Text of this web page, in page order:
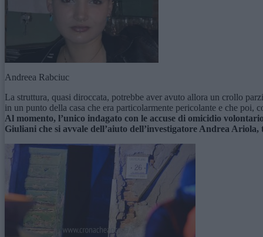
Andreea Rabciuc
La struttura, quasi diroccata, potrebbe aver avuto allora un crollo
in un punto della casa che era particolarmente pericolante e che poi,
Al momento, l’unico indagato con le accuse di omicidio
Giuliani che si avvale dell’aiuto dell’investigatore Andrea